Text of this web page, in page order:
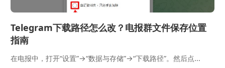
Telegram下载路径怎么改？电报群文件保存位置
指南
在电报中，打开“设置”→“数据与存储”→“下载路径”。然后点...